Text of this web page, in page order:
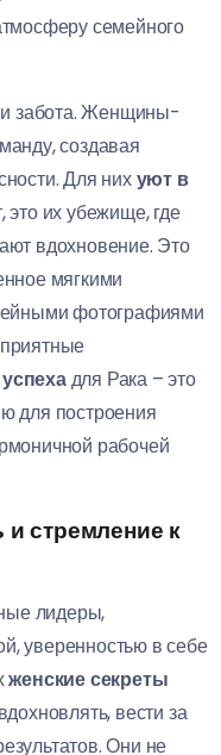
семейного
и забота. Женщины-
создавая
Для нихуют в
это их убежище, где
вдохновение. Это
мягкими
фотографиями
для Рака – это
для построения
рабочей
и стремление к
лидеры,
уверенностью в себе
женские секреты
вести за
Они не